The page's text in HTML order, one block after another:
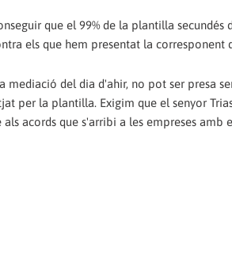
que el 99% de la plantilla secundés
els que hem presentat la corresponent
mediació del dia d'ahir, no pot ser presa
per la plantilla. Exigim que el senyor
acords que s'arribi a les empreses amb